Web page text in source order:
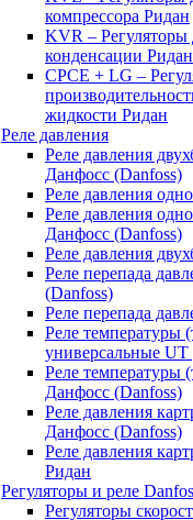
компрессора Ридан
KVR – Регуляторы
конденсации Ридан
CPCE + LG –
жидкости Ридан
Реле давления
Реле давления
Данфосс (Danfoss)
Реле давления
Реле давления
Данфосс (Danfoss)
Реле давления
Реле перепада
(Danfoss)
Реле перепада
Реле температуры
универсальные
Реле температуры
Данфосс (Danfoss)
Реле давления
Данфосс (Danfoss)
Реле давления
Ридан
Регуляторы и реле
Регуляторы